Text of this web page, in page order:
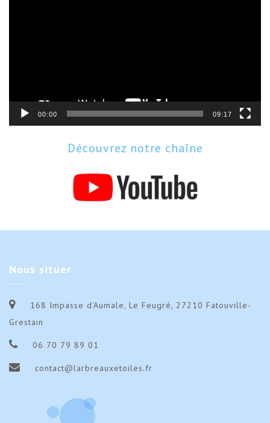
00:00 09:17
Découvrez notre chaîne
Nous situer
168 Impasse d’Aumale, Le Feugré, 27210 Fatouville-
Grestain
06 70 79 89 01
contact@larbreauxetoiles.fr